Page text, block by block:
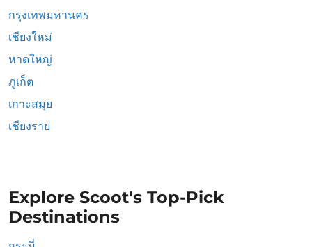
กรุงเทพมหานคร
เชียงใหม่
หาดใหญ่
ภูเก็ต
เกาะสมุย
เชียงราย
Explore Scoot's Top-Pick
Destinations